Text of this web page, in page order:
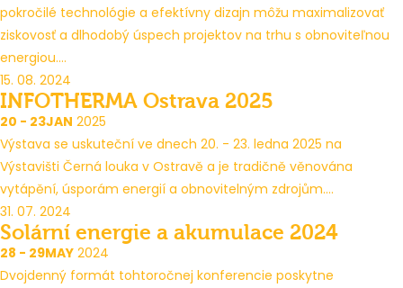
pokročilé technológie a efektívny dizajn môžu maximalizovať
ziskovosť a dlhodobý úspech projektov na trhu s obnoviteľnou
energiou....
15. 08. 2024
INFOTHERMA Ostrava 2025
20 - 23JAN 2025
Výstava se uskuteční ve dnech 20. - 23. ledna 2025 na
Výstavišti Černá louka v Ostravě a je tradičně věnována
vytápění, úsporám energií a obnovitelným zdrojům....
31. 07. 2024
Solární energie a akumulace 2024
28 - 29MAY 2024
Dvojdenný formát tohtoročnej konferencie poskytne